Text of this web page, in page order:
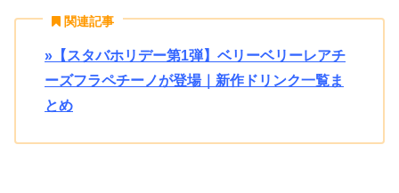
関連記事
»【スタバホリデー第1弾】ベリーベリーレアチ
ーズフラペチーノが登場｜新作ドリンク一覧ま
とめ